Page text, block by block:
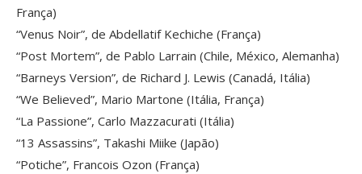
França)
“Venus Noir”, de Abdellatif Kechiche (França)
“Post Mortem”, de Pablo Larrain (Chile, México, Alemanha)
“Barneys Version”, de Richard J. Lewis (Canadá, Itália)
“We Believed”, Mario Martone (Itália, França)
“La Passione”, Carlo Mazzacurati (Itália)
“13 Assassins”, Takashi Miike (Japão)
“Potiche”, Francois Ozon (França)